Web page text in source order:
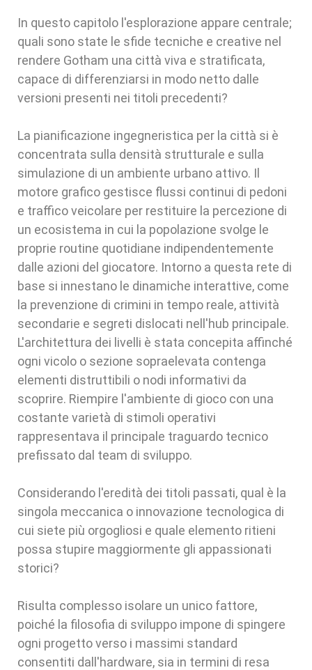
In questo capitolo l'esplorazione appare centrale;
quali sono state le sfide tecniche e creative nel
rendere Gotham una città viva e stratificata,
capace di differenziarsi in modo netto dalle
versioni presenti nei titoli precedenti?
La pianificazione ingegneristica per la città si è
concentrata sulla densità strutturale e sulla
simulazione di un ambiente urbano attivo. Il
motore grafico gestisce flussi continui di pedoni
e traffico veicolare per restituire la percezione di
un ecosistema in cui la popolazione svolge le
proprie routine quotidiane indipendentemente
dalle azioni del giocatore. Intorno a questa rete di
base si innestano le dinamiche interattive, come
la prevenzione di crimini in tempo reale, attività
secondarie e segreti dislocati nell'hub principale.
L'architettura dei livelli è stata concepita affinché
ogni vicolo o sezione sopraelevata contenga
elementi distruttibili o nodi informativi da
scoprire. Riempire l'ambiente di gioco con una
costante varietà di stimoli operativi
rappresentava il principale traguardo tecnico
prefissato dal team di sviluppo.
Considerando l'eredità dei titoli passati, qual è la
singola meccanica o innovazione tecnologica di
cui siete più orgogliosi e quale elemento ritieni
possa stupire maggiormente gli appassionati
storici?
Risulta complesso isolare un unico fattore,
poiché la filosofia di sviluppo impone di spingere
ogni progetto verso i massimi standard
consentiti dall'hardware, sia in termini di resa